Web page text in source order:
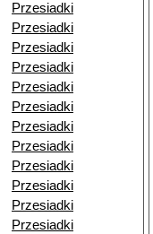
Przesiadki
Przesiadki
Przesiadki
Przesiadki
Przesiadki
Przesiadki
Przesiadki
Przesiadki
Przesiadki
Przesiadki
Przesiadki
Przesiadki